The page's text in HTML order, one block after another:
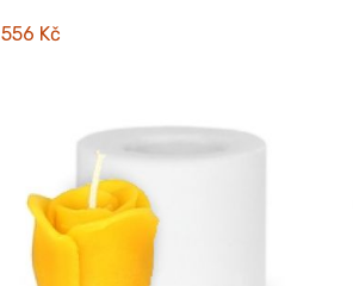
556 Kč